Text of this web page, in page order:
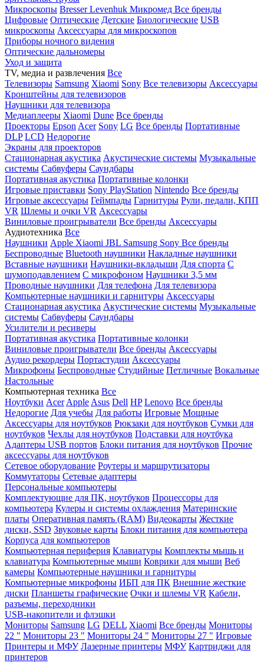
Микроскопы BresserLevenhuk Микромед Все бренды
Цифровые Оптические Детские Биологические USB
микроскопы Аксессуары для микроскопов
Приборы ночного видения
Оптические дальномеры
Уход и защита
TV, медиа и развлечения Все
Телевизоры Samsung Xiaomi Sony Все телевизоры Аксессуары
Кронштейны для телевизоров
Наушники для телевизора
Медиаплееры Xiaomi Dune Все бренды
Проекторы Epson Acer Sony LG Все бренды Портативные
DLP LCD Недорогие
Экраны для проекторов
Стационарная акустика Акустические системы Музыкальные
системы Сабвуферы Саундбары
Портативная акустика Портативные колонки
Игровые приставки Sony PlayStation Nintendo Все бренды
Игровые аксессуары Геймпады Гарнитуры Рули, педали, КПП
VR Шлемы и очки VR Аксессуары
Виниловые проигрыватели Все бренды Аксессуары
Аудиотехника Все
Наушники Apple Xiaomi JBL Samsung Sony Все бренды
Беспроводные Bluetooth наушники Накладные наушники
Вставные наушники Наушники-вкладыши Для спорта С
шумоподавлением С микрофоном Наушники 3,5 мм
Проводные наушники Для телефона Для телевизора
Компьютерные наушники и гарнитуры Аксессуары
Стационарная акустика Акустические системы Музыкальные
системы Сабвуферы Саундбары
Усилители и ресиверы
Портативная акустика Портативные колонки
Виниловые проигрыватели Все бренды Аксессуары
Аудио рекордеры Портастудии Аксессуары
Микрофоны Беспроводные Студийные Петличные Вокальные
Настольные
Компьютерная техника Все
Ноутбуки Acer Apple Asus Dell HP Lenovo Все бренды
Недорогие Для учебы Для работы Игровые Мощные
Аксессуары для ноутбуков Рюкзаки для ноутбуков Сумки для
ноутбуков Чехлы для ноутбуков Подставки для ноутбука
Адаптеры USB портов Блоки питания для ноутбуков Прочие
аксессуары для ноутбуков
Сетевое оборудование Роутеры и маршрутизаторы
Коммутаторы Сетевые адаптеры
Персональные компьютеры
Комплектующие для ПК, ноутбуков Процессоры для
компьютера Кулеры и системы охлаждения Материнские
платы Оперативная память (RAM) Видеокарты Жесткие
диски, SSD Звуковые карты Блоки питания для компьютера
Корпуса для компьютеров
Компьютерная периферия Клавиатуры Комплекты мышь и
клавиатура Компьютерные мыши Коврики для мыши Веб
камеры Компьютерные наушники и гарнитуры
Компьютерные микрофоны ИБП для ПК Внешние жесткие
диски Планшеты графические Очки и шлемы VR Кабели,
разъемы, переходники
USB-накопители и флэшки
Мониторы Samsung LG DELL Xiaomi Все бренды Мониторы
22 " Мониторы 23 " Мониторы 24 " Мониторы 27 " Игровые
Принтеры и МФУ Лазерные принтеры МФУ Картриджи для
принтеров